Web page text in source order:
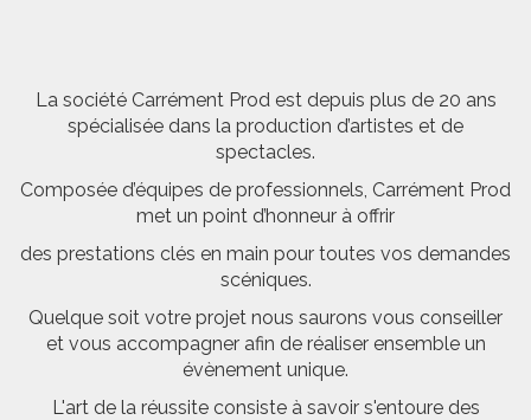
La société Carrément Prod est depuis plus de 20 ans
spécialisée dans la production d’artistes et de
spectacles.
Composée d’équipes de professionnels, Carrément Prod
met un point d’honneur à offrir
des prestations clés en main pour toutes vos demandes
scéniques.
Quelque soit votre projet nous saurons vous conseiller
et vous accompagner afin de réaliser ensemble un
évènement unique.
L'art de la réussite consiste à savoir s'entoure des